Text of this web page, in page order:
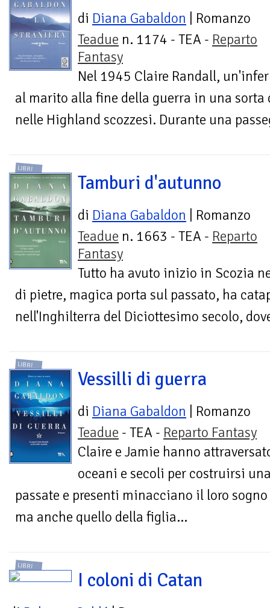
di Diana Gabaldon | Romanzo
Teadue n. 1174 - TEA - Reparto
Fantasy
Nel 1945 Claire Randall,
al marito alla fine della guerra in una
nelle Highland scozzesi. Durante una
LIBRI
Tamburi d'autunno
di Diana Gabaldon | Romanzo
Teadue n. 1663 - TEA - Reparto
Fantasy
Tutto ha avuto inizio in Scozia
di pietre, magica porta sul passato, ha
nell'Inghilterra del Diciottesimo secolo,
LIBRI
Vessilli di guerra
di Diana Gabaldon | Romanzo
Teadue - TEA - Reparto Fantasy
Claire e Jamie hanno
oceani e secoli per costruirsi
passate e presenti minacciano il loro
ma anche quello della figlia...
LIBRI
I coloni di Catan